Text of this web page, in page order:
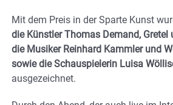
Mit dem Preis in der Sparte Kunst
die Künstler Thomas Demand, Gretel
die Musiker Reinhard Kammler und
sowie die Schauspielerin Luisa
ausgezeichnet.